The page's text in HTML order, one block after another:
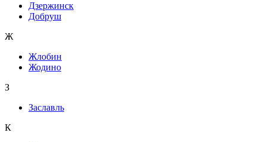
Дзержинск
Добруш
Ж
Жлобин
Жодино
З
Заславль
К